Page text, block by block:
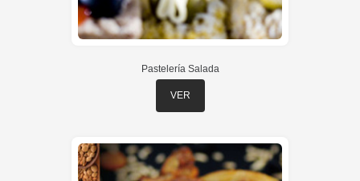
Pastelería Salada
VER